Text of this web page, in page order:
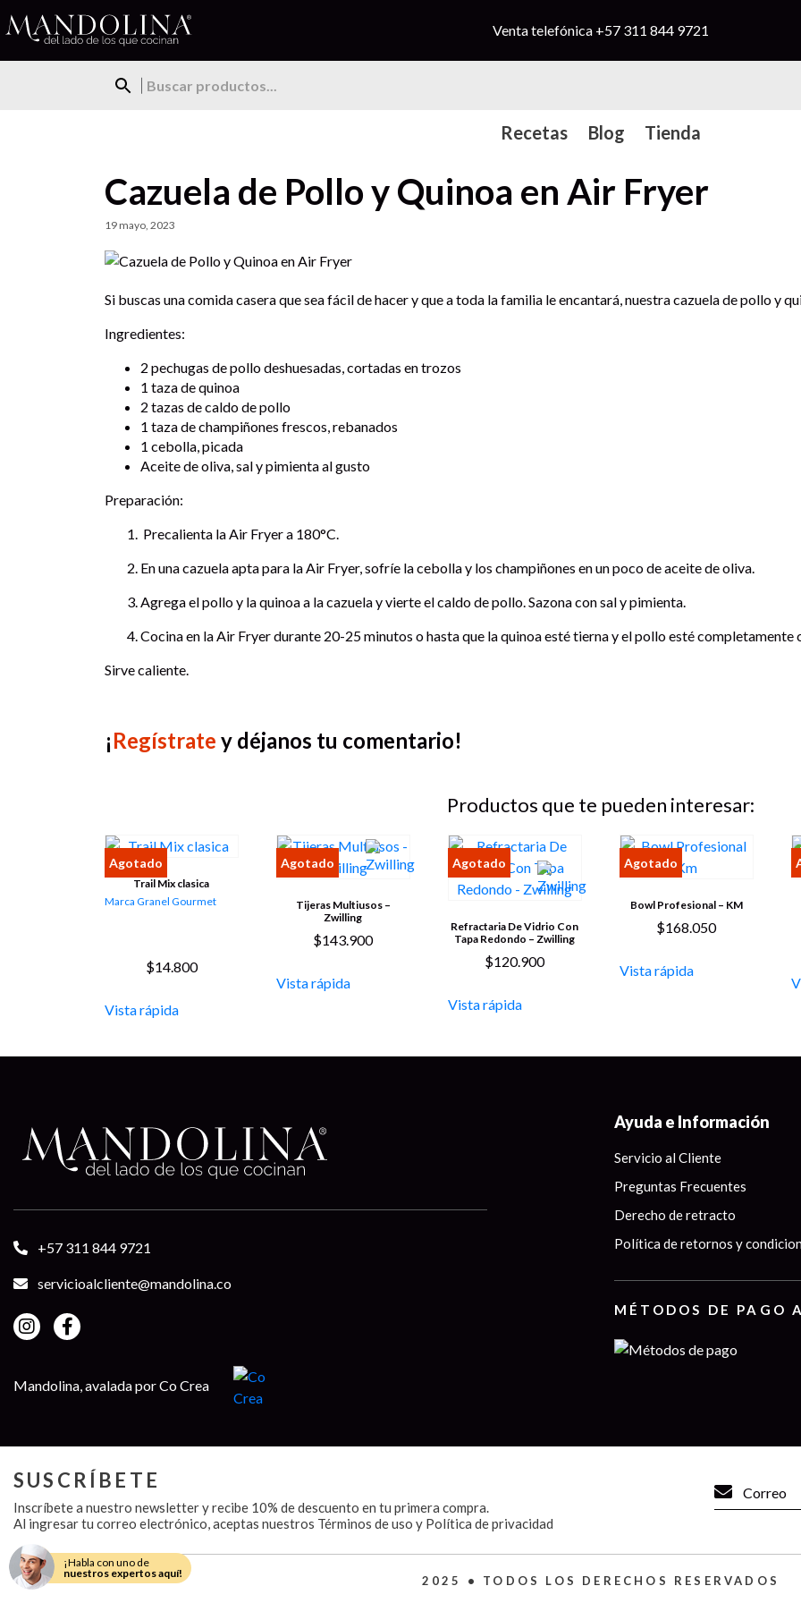
Venta telefónica +57 311 844 9721
Recetas Blog Tienda
Cazuela de Pollo y Quinoa en Air Fryer
19 mayo, 2023
Si buscas una comida casera que sea fácil de hacer y que a toda la familia le encantará, nuestra cazuela de pollo y
Ingredientes:
2 pechugas de pollo deshuesadas, cortadas en trozos
1 taza de quinoa
2 tazas de caldo de pollo
1 taza de champiñones frescos, rebanados
1 cebolla, picada
Aceite de oliva, sal y pimienta al gusto
Preparación:
Precalienta la Air Fryer a 180°C.
En una cazuela apta para la Air Fryer, sofríe la cebolla y los champiñones en un poco de aceite de oliva.
Agrega el pollo y la quinoa a la cazuela y vierte el caldo de pollo. Sazona con sal y pimienta.
Cocina en la Air Fryer durante 20-25 minutos o hasta que la quinoa esté tierna y el pollo esté completamente
Sirve caliente.
¡Regístrate y déjanos tu comentario!
Productos que te pueden interesar:
Trail Mix clasica
Marca Granel Gourmet
$14.800
Vista rápida
Tijeras Multiusos –
Zwilling
$143.900
Vista rápida
Refractaria De Vidrio Con
Tapa Redondo – Zwilling
$120.900
Vista rápida
Bowl Profesional – KM
$168.050
Vista rápida
+57 311 844 9721
servicioalcliente@mandolina.co
Mandolina, avalada por Co Crea
Ayuda e Información
Servicio al Cliente
Preguntas Frecuentes
Derecho de retracto
Política de retornos y
MÉTODOS DE PAGO
SUSCRÍBETE
Inscríbete a nuestro newsletter y recibe 10% de descuento en tu primera compra.
Al ingresar tu correo electrónico, aceptas nuestros Términos de uso y Política de privacidad
2025 • TODOS LOS DERECHOS RESERVADOS
¡Habla con uno de
nuestros expertos aquí!